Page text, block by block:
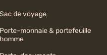
Sac de voyage
Porte-monnaie & portefeuille
homme